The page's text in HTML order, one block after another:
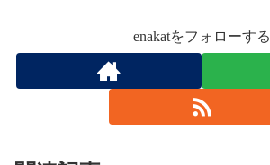
enakatをフォローする